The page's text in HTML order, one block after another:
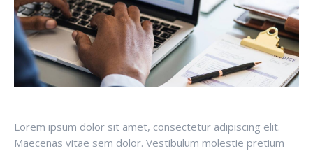
Lorem ipsum dolor sit amet, consectetur adipiscing elit.
Maecenas vitae sem dolor. Vestibulum molestie pretium